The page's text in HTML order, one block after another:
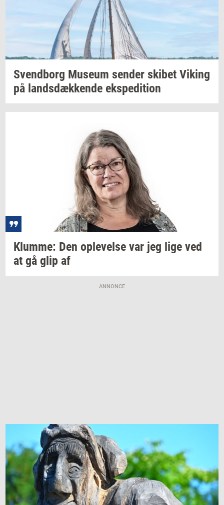
Svend­borg Mu­se­um sen­der ski­bet Viking
på lands­dæk­ken­de eks­pe­di­tion
Klum­me: Den op­le­vel­se var jeg lige ved
at gå glip af
ANNONCE